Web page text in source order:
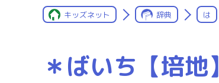
キッズネット 辞典 は
＊ばいち【培地】